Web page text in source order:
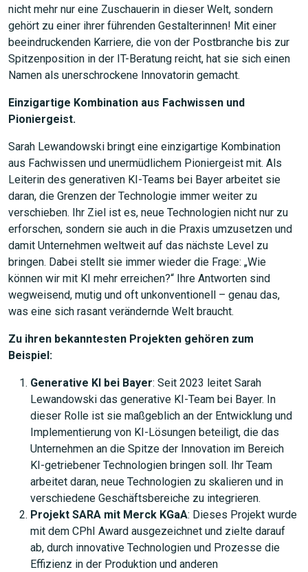
nicht mehr nur eine Zuschauerin in dieser Welt, sondern
gehört zu einer ihrer führenden Gestalterinnen! Mit einer
beeindruckenden Karriere, die von der Postbranche bis zur
Spitzenposition in der IT-Beratung reicht, hat sie sich einen
Namen als unerschrockene Innovatorin gemacht.
Einzigartige Kombination aus Fachwissen und
Pioniergeist.
Sarah Lewandowski bringt eine einzigartige Kombination
aus Fachwissen und unermüdlichem Pioniergeist mit. Als
Leiterin des generativen KI-Teams bei Bayer arbeitet sie
daran, die Grenzen der Technologie immer weiter zu
verschieben. Ihr Ziel ist es, neue Technologien nicht nur zu
erforschen, sondern sie auch in die Praxis umzusetzen und
damit Unternehmen weltweit auf das nächste Level zu
bringen. Dabei stellt sie immer wieder die Frage: „Wie
können wir mit KI mehr erreichen?“ Ihre Antworten sind
wegweisend, mutig und oft unkonventionell – genau das,
was eine sich rasant verändernde Welt braucht.
Zu ihren bekanntesten Projekten gehören zum
Beispiel:
Generative KI bei Bayer: Seit 2023 leitet Sarah
Lewandowski das generative KI-Team bei Bayer. In
dieser Rolle ist sie maßgeblich an der Entwicklung und
Implementierung von KI-Lösungen beteiligt, die das
Unternehmen an die Spitze der Innovation im Bereich
KI-getriebener Technologien bringen soll. Ihr Team
arbeitet daran, neue Technologien zu skalieren und in
verschiedene Geschäftsbereiche zu integrieren.
Projekt SARA mit Merck KGaA: Dieses Projekt wurde
mit dem CPhI Award ausgezeichnet und zielte darauf
ab, durch innovative Technologien und Prozesse die
Effizienz in der Produktion und anderen